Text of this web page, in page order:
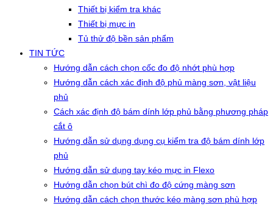
Thiết bị kiểm tra khác
Thiết bị mực in
Tủ thử độ bền sản phẩm
TIN TỨC
Hướng dẫn cách chọn cốc đo độ nhớt phù hợp
Hướng dẫn cách xác định độ phủ màng sơn, vật liệu
phủ
Cách xác định độ bám dính lớp phủ bằng phương pháp
cắt ô
Hướng dẫn sử dụng dụng cụ kiểm tra độ bám dính lớp
phủ
Hướng dẫn sử dụng tay kéo mực in Flexo
Hướng dẫn chọn bút chì đo độ cứng màng sơn
Hướng dẫn cách chọn thước kéo màng sơn phù hợp